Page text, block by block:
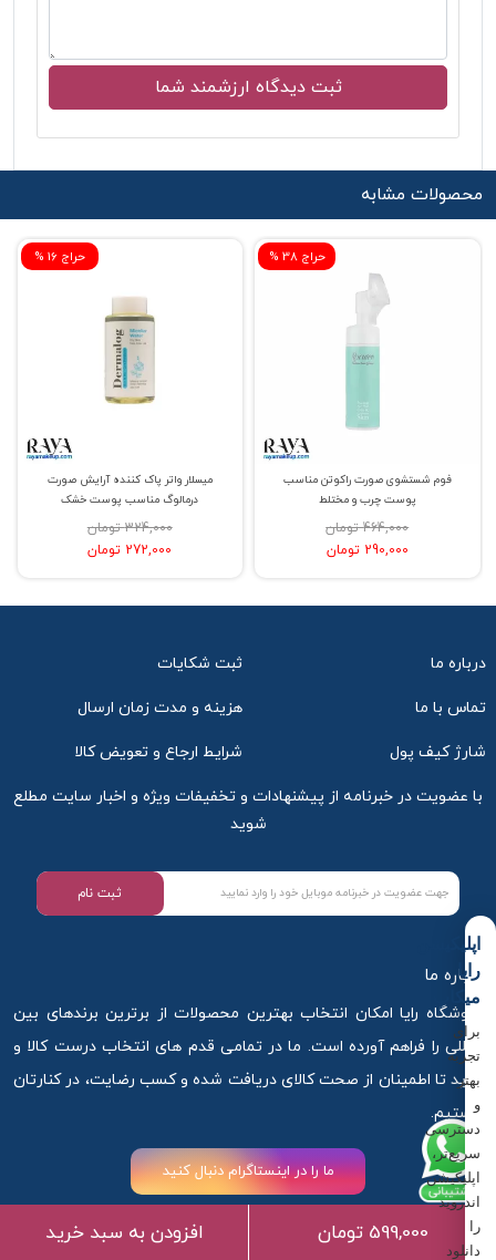
599,000 تومان افزودن به سبد خرید
محصولات مشابه
% حراج 16
میسلار واتر پاک کننده آرایش صورت
درمالوگ مناسب پوست خشک
324,000 تومان
272,000 تومان
% حراج 38
فوم شستشوی صورت راکوتن مناسب
پوست چرب و مختلط
464,000 تومان
290,000 تومان
درباره ما ثبت شکایات
تماس با ما هزینه و مدت زمان ارسال
شارژ کیف پول شرایط ارجاع و تعویض کالا
با عضویت در خبرنامه از پیشنهادات و تخفیفات ویژه و اخبار سایت مطلع
شوید
ثبت نام
درباره ما
فروشگاه رایا امکان انتخاب بهترین محصولات از برترین برندهای بین
المللی را فراهم آورده است. ما در تمامی قدم های انتخاب درست کالا و
خرید تا اطمینان از صحت کالای دریافت شده و کسب رضایت، در کنارتان
هستیم.
ما را در اینستاگرام دنبال کنید
اپلیکیشن
رایا
میکاپ
برای
تجربه
بهتر
و
دسترسی
سریع‌تر،
اپلیکیشن
اندروید
را
دانلود